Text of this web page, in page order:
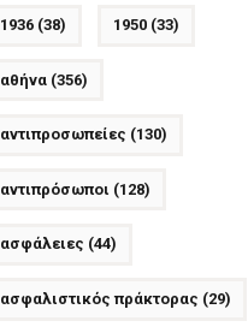
1936(38) 1950(33)
αθήνα(356)
αντιπροσωπείες (130)
αντιπρόσωποι (128)
ασφάλειες (44)
ασφαλιστικός πράκτορας (29)